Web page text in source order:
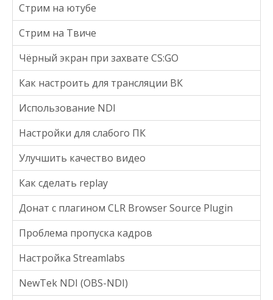
Стрим на ютубе
Стрим на Твиче
Чёрный экран при захвате CS:GO
Как настроить для трансляции ВК
Использование NDI
Настройки для слабого ПК
Улучшить качество видео
Как сделать replay
Донат с плагином CLR Browser Source Plugin
Проблема пропуска кадров
Настройка Streamlabs
NewTek NDI (OBS-NDI)